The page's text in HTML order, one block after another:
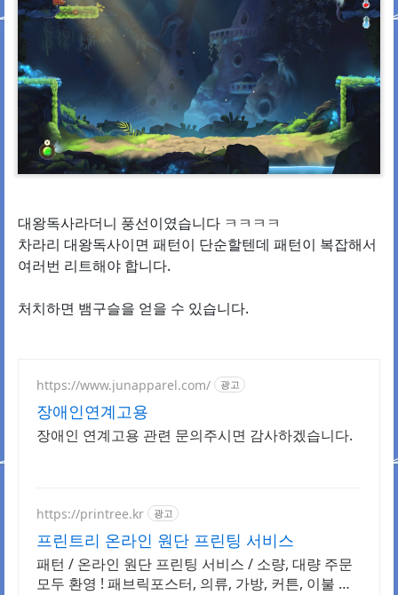
대왕독사라더니 풍선이였습니다 ㅋㅋㅋㅋ
차라리 대왕독사이면 패턴이 단순할텐데 패턴이 복잡해서
여러번 리트해야 합니다.
처치하면 뱀구슬을 얻을 수 있습니다.
https://www.junapparel.com/ 광고
장애인연계고용
장애인 연계고용 관련 문의주시면 감사하겠습니다.
https://printree.kr 광고
프린트리 온라인 원단 프린팅 서비스
패턴 / 온라인 원단 프린팅 서비스 / 소량, 대량 주문
모두 환영 ! 패브릭포스터, 의류, 가방, 커튼, 이불 원